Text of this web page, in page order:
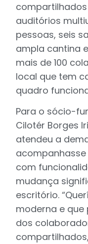
auditórios
pessoas, seis
ampla cantina
mais de 100
local que tem
quadro
Para o sócio-
Cilotér Borges
atendeu a
com
mudança
escritório.
moderna e
dos